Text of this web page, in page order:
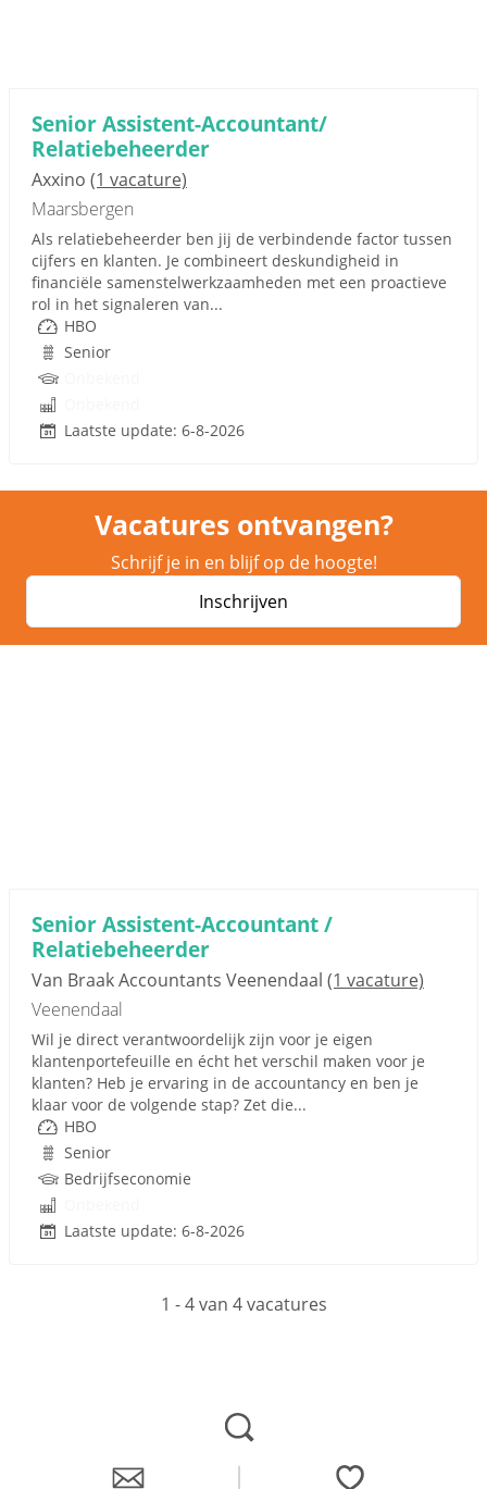
Senior Assistent-Accountant/
Relatiebeheerder
Axxino (1 vacature)
Maarsbergen
Als relatiebeheerder ben jij de verbindende factor tussen
cijfers en klanten. Je combineert deskundigheid in
financiële samenstelwerkzaamheden met een proactieve
rol in het signaleren van...
HBO
Senior
Laatste update: 6-8-2026
Vacatures ontvangen?
Schrijf je in en blijf op de hoogte!
Inschrijven
Senior Assistent-Accountant /
Relatiebeheerder
Van Braak Accountants Veenendaal (1 vacature)
Veenendaal
Wil je direct verantwoordelijk zijn voor je eigen
klantenportefeuille en écht het verschil maken voor je
klanten? Heb je ervaring in de accountancy en ben je
klaar voor de volgende stap? Zet die...
HBO
Senior
Bedrijfseconomie
Laatste update: 6-8-2026
1 - 4 van 4 vacatures